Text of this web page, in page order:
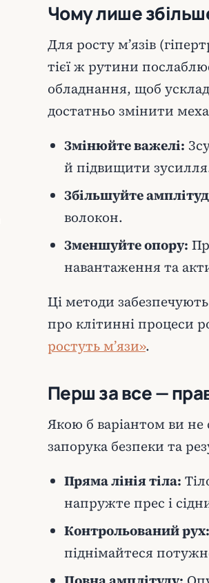
Чому лише
Для росту м’язів
тієї ж рутини
обладнання, щоб
достатньо змінити
Змінюйте важелі:
й підвищити
Збільшуйте
волокон.
Зменшуйте опору:
навантаження та
Ці методи
про клітинні процеси
ростуть м’язи».
Перш за все —
Якою б варіантом ви
запорука безпеки та
Пряма лінія тіла:
напружте прес і
Контрольований рух:
піднімайтеся